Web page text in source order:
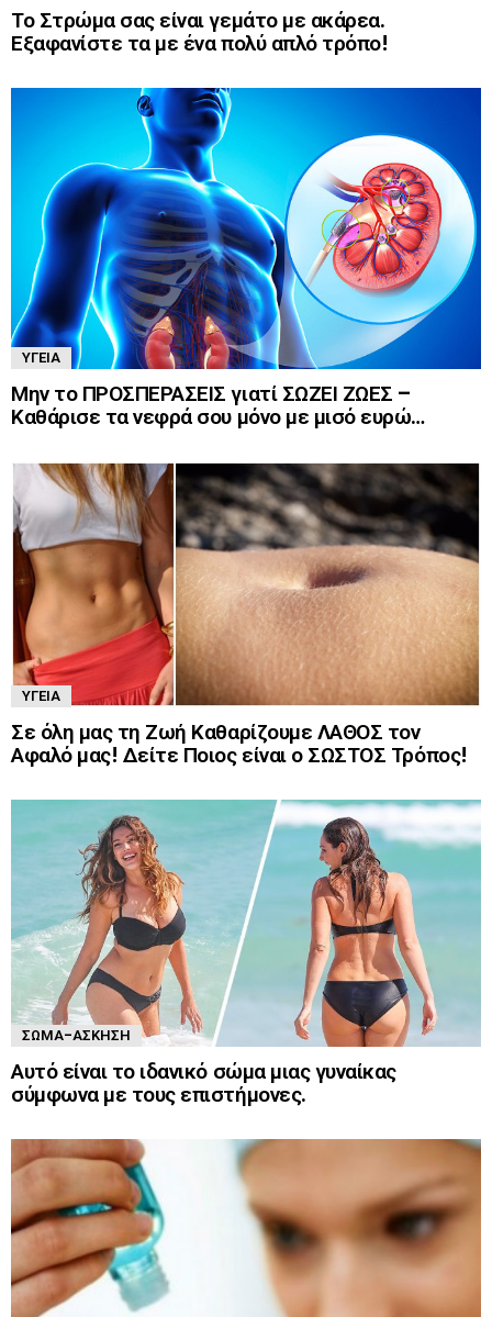
Το Στρώμα σας είναι γεμάτο με ακάρεα.
Εξαφανίστε τα με ένα πολύ απλό τρόπο!
ΥΓΕΊΑ
Μην το ΠΡΟΣΠΕΡΑΣΕΙΣ γιατί ΣΩΖΕΙ ΖΩΕΣ –
Καθάρισε τα νεφρά σου μόνο με μισό ευρώ…
ΥΓΕΊΑ
Σε όλη μας τη Ζωή Καθαρίζουμε ΛΑΘΟΣ τον
Αφαλό μας! Δείτε Ποιος είναι ο ΣΩΣΤΟΣ Τρόπος!
ΣΏΜΑ-ΆΣΚΗΣΗ
Αυτό είναι το ιδανικό σώμα μιας γυναίκας
σύμφωνα με τους επιστήμονες.